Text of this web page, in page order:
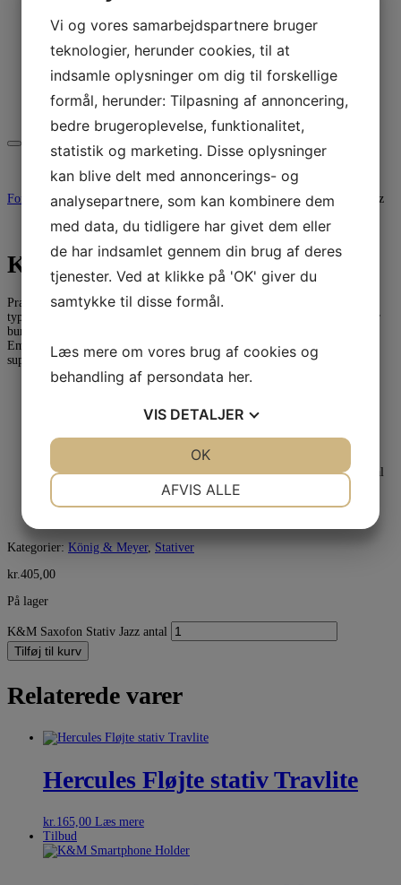
Smøring/rense produkter
Diverse
Tilbud
Brugt
Værksted
Søg efter:
Forside /Tilbehør/Stativer/ König & Meyer/ K&M Saxofon Stativ Jazz
K&M Saxofon Stativ Jazz
Practical, easy to use and stable stand for tenor saxophones. Solid square-
type aluminum tubes with a large central locking screw, protective rubber
bumps where stand connects with the saxophone body and the bell.
Embedded foot end caps. Folds compactly, can be transported in the
supplied velour bag in the saxophone bell.
central locking screw Adjustment:
non-marring plastic material Instrument support:
aluminum Material:
folds very small; easy-to-use; can be transported in the supplied
velour bag in the saxophone bell; embedded foot end caps Special
Bb tenor saxophones Suitable for:
Kategorier: König & Meyer, Stativer
kr. 405,00
På lager
K&M Saxofon Stativ Jazz antal
Tilføj til kurv
Relaterede varer
Hercules Fløjte stativ Travlite
kr.165,00 Læs mere
Tilbud
Vi og vores samarbejdspartnere bruger
teknologier, herunder cookies, til at
indsamle oplysninger om dig til forskellige
formål, herunder: Tilpasning af annoncering,
bedre brugeroplevelse, funktionalitet,
statistik og marketing. Disse oplysninger
kan blive delt med annoncerings- og
analysepartnere, som kan kombinere dem
med data, du tidligere har givet dem eller
de har indsamlet gennem din brug af deres
tjenester. Ved at klikke på 'OK' giver du
samtykke til disse formål.
Læs mere om vores brug af cookies og
behandling af persondata her.
VIS DETALJER
MARKETING
AFVIS ALLE
OK